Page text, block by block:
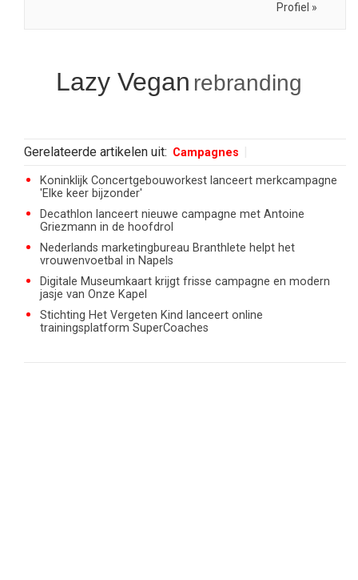
Profiel »
Lazy Vegan rebranding
Gerelateerde artikelen uit: Campagnes
Koninklijk Concertgebouworkest lanceert merkcampagne
'Elke keer bijzonder'
Decathlon lanceert nieuwe campagne met Antoine
Griezmann in de hoofdrol
Nederlands marketingbureau Branthlete helpt het
vrouwenvoetbal in Napels
Digitale Museumkaart krijgt frisse campagne en modern
jasje van Onze Kapel
Stichting Het Vergeten Kind lanceert online
trainingsplatform SuperCoaches